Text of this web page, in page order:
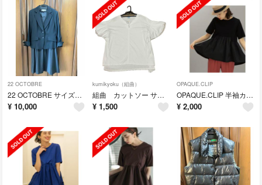
22 OCTOBRE
22 OCTOBRE サイズ44 セットアップ ブラックフォーマルとしても！
¥ 10,000
kumikyoku（組曲）
組曲 カットソー サイズ6
¥ 1,500
OPAQUE.CLIP
OPAQUE.CLIP 半袖カットソー 黒 40／Lサイズ
¥ 2,000